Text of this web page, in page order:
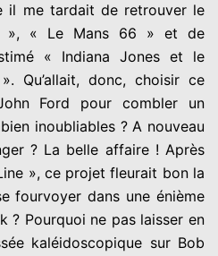
il me tardait de retrouver le
», « Le Mans 66 » et de
« Indiana Jones et le
Qu’allait, donc, choisir ce
Ford pour combler un
inoubliables ? A nouveau
? La belle affaire ! Après
», ce projet fleurait bon la
fourvoyer dans une énième
? Pourquoi ne pas laisser en
kaléidoscopique sur Bob